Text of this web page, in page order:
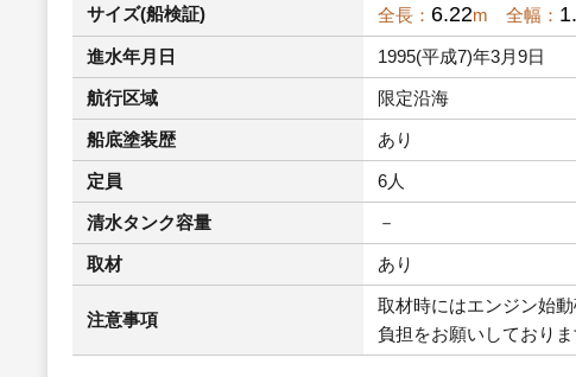
サイズ(船検証) 全長： 6.22m 全幅：
進水年月日 1995(平成7)年3月9日
航行区域 限定沿海
船底塗装歴 あり
定員 6人
清水タンク容量 －
取材 あり
注意事項
取材時にはエンジン始
負担をお願いしておりま